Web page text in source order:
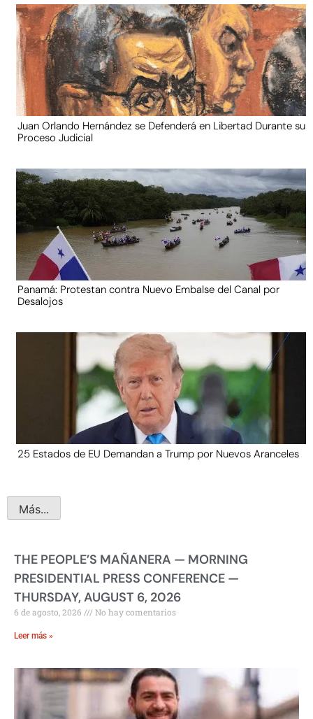
Juan Orlando Hernández se Defenderá en Libertad Durante su
Proceso Judicial
Panamá: Protestan contra Nuevo Embalse del Canal por
Desalojos
25 Estados de EU Demandan a Trump por Nuevos Aranceles
Más...
THE PEOPLE’S MAÑANERA — MORNING
PRESIDENTIAL PRESS CONFERENCE —
THURSDAY, AUGUST 6, 2026
6 de agosto, 2026 No hay comentarios
Leer más »